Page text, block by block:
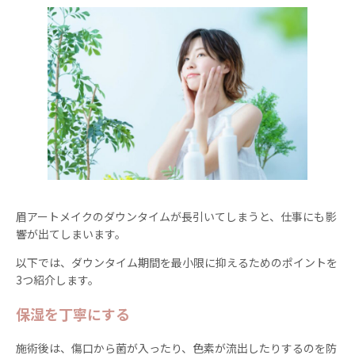
眉アートメイクのダウンタイムが長引いてしまうと、仕事にも影
響が出てしまいます。
以下では、ダウンタイム期間を最小限に抑えるためのポイントを
3つ紹介します。
保湿を丁寧にする
施術後は、傷口から菌が入ったり、色素が流出したりするのを防